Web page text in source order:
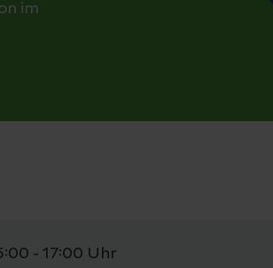
im
- 17:00 Uhr